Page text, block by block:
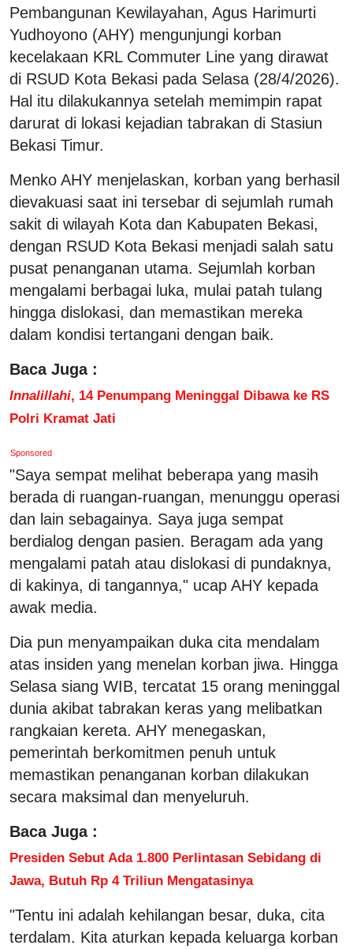
Pembangunan Kewilayahan, Agus Harimurti
Yudhoyono (AHY) mengunjungi korban
kecelakaan KRL Commuter Line yang dirawat
di RSUD Kota Bekasi pada Selasa (28/4/2026).
Hal itu dilakukannya setelah memimpin rapat
darurat di lokasi kejadian tabrakan di Stasiun
Bekasi Timur.
Menko AHY menjelaskan, korban yang berhasil
dievakuasi saat ini tersebar di sejumlah rumah
sakit di wilayah Kota dan Kabupaten Bekasi,
dengan RSUD Kota Bekasi menjadi salah satu
pusat penanganan utama. Sejumlah korban
mengalami berbagai luka, mulai patah tulang
hingga dislokasi, dan memastikan mereka
dalam kondisi tertangani dengan baik.
Baca Juga :
Innalillahi, 14 Penumpang Meninggal Dibawa ke RS
Polri Kramat Jati
Sponsored
"Saya sempat melihat beberapa yang masih
berada di ruangan-ruangan, menunggu operasi
dan lain sebagainya. Saya juga sempat
berdialog dengan pasien. Beragam ada yang
mengalami patah atau dislokasi di pundaknya,
di kakinya, di tangannya," ucap AHY kepada
awak media.
Dia pun menyampaikan duka cita mendalam
atas insiden yang menelan korban jiwa. Hingga
Selasa siang WIB, tercatat 15 orang meninggal
dunia akibat tabrakan keras yang melibatkan
rangkaian kereta. AHY menegaskan,
pemerintah berkomitmen penuh untuk
memastikan penanganan korban dilakukan
secara maksimal dan menyeluruh.
Baca Juga :
Presiden Sebut Ada 1.800 Perlintasan Sebidang di
Jawa, Butuh Rp 4 Triliun Mengatasinya
"Tentu ini adalah kehilangan besar, duka, cita
terdalam. Kita aturkan kepada keluarga korban